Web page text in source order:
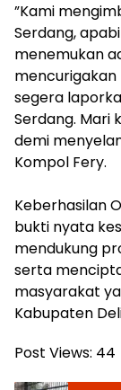
‎”Kami
Serdang,
menemukan
segera
Serdang. Mari
demi
Kompol Fery.
Keberhasilan
bukti nyata
mendukung
serta
masyarakat
Kabupaten
Post Views: 44